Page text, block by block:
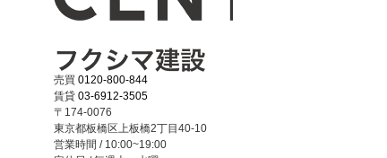
売買 0120-800-844
賃貸 03-6912-3505
〒174-0076
東京都板橋区上板橋2丁目40-10
営業時間 / 10:00~19:00